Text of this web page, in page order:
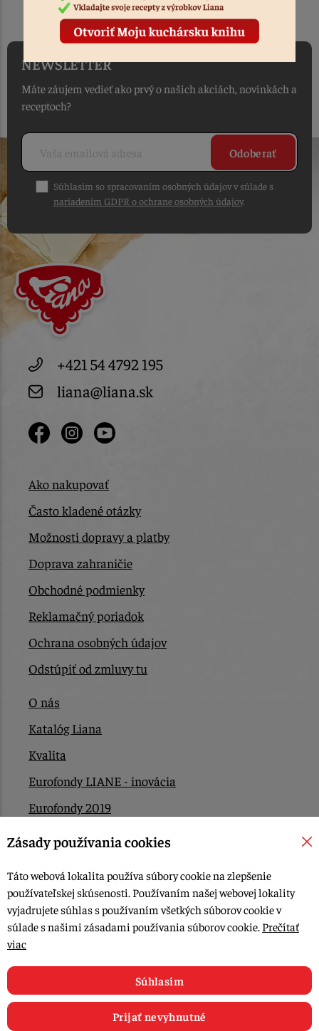
OD PRIJATIA OBJEDNÁVKY
NEWSLETTER
Máte záujem vedieť ako prvý o našich akciách, novinkách a
receptoch?
Odoberať
Súhlasím so spracovaním osobných údajov v súlade s
nariadením GDPR o ochrane osobných údajov.
+421 54 4792 195
liana@liana.sk
Ako nakupovať
Často kladené otázky
Možnosti dopravy a platby
Doprava zahraničie
Obchodné podmienky
Reklamačný poriadok
Ochrana osobných údajov
Odstúpiť od zmluvy tu
O nás
Katalóg Liana
Kvalita
Eurofondy LIANE - inovácia
Eurofondy 2019
Eurofondy 2022/2023
Kontakt
© 2015-2026, LIANA GOLIAŠ s.r.o. všetky práva vyhradené.
Upraviť nastavenia Cookies
Zásady používania cookies
Táto webová lokalita používa súbory cookie na zlepšenie
používateľskej skúsenosti. Používaním našej webovej lokality
vyjadrujete súhlas s používaním všetkých súborov cookie v
súlade s našimi zásadami používania súborov cookie. Prečítať
viac
Súhlasím
Prijať nevyhnutné